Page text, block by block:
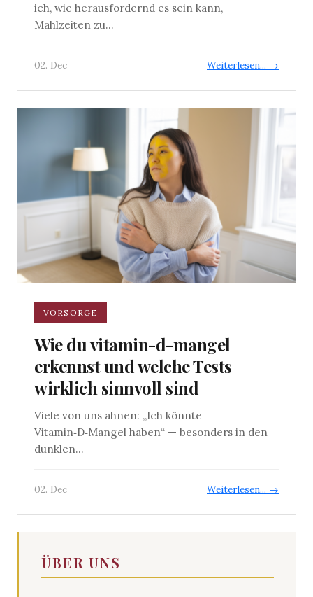
ich, wie herausfordernd es sein kann,
Mahlzeiten zu...
02. Dec Weiterlesen... →
VORSORGE
Wie du vitamin-d-mangel
erkennst und welche Tests
wirklich sinnvoll sind
Viele von uns ahnen: „Ich könnte
Vitamin‑D‑Mangel haben“ — besonders in den
dunklen...
02. Dec Weiterlesen... →
ÜBER UNS